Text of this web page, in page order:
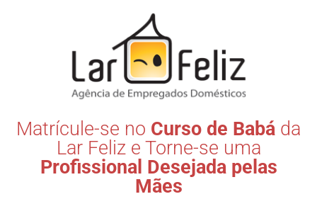
Matrícule-se no Curso de Babá da
Lar Feliz e Torne-se uma
Profissional Desejada pelas
Mães